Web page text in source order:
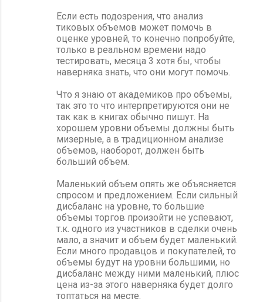
Если есть подозрения, что анализ
тиковых объемов может помочь в
оценке уровней, то конечно попробуйте,
только в реальном времени надо
тестировать, месяца 3 хотя бы, чтобы
наверняка знать, что они могут помочь.
Что я знаю от академиков про объемы,
так это то что интерпретируются они не
так как в книгах обычно пишут. На
хорошем уровни объемы должны быть
мизерные, а в традиционном анализе
объемов, наоборот, должен быть
больший объем.
Маленький объем опять же объясняется
спросом и предложением. Если сильный
дисбаланс на уровне, то большие
объемы торгов произойти не успевают,
т.к. одного из участников в сделки очень
мало, а значит и объем будет маленький.
Если много продавцов и покупателей, то
объемы будут на уровни большими, но
дисбаланс между ними маленький, плюс
цена из-за этого наверняка будет долго
топтаться на месте.